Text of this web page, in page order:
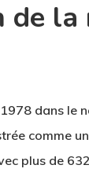
de la
dans le
comme
plus de